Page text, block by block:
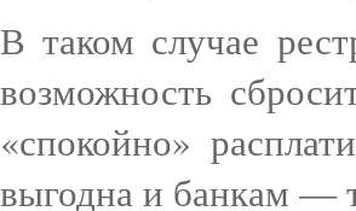
В таком случае
возможность
«спокойно»
выгодна и банкам —